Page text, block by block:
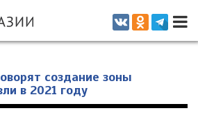
издание, посвященное актуальным
пространстве
создание зоны
в 2021 году